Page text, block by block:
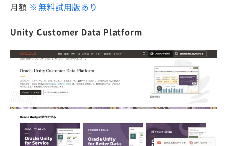
月額 ※無料試用版あり
Unity Customer Data Platform